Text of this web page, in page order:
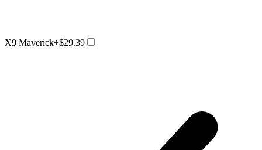
X9 Maverick+$29.39